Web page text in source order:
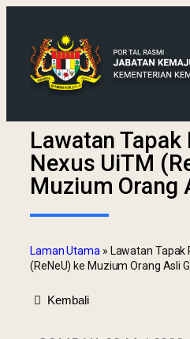
Lawatan Tapak
Nexus UiTM
Muzium Orang
Laman Utama » Lawatan Tapak
(ReNeU) ke Muzium Orang Asli
Kembali